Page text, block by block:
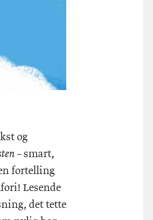
og
–smart,
fortelling
Lesende
det tette